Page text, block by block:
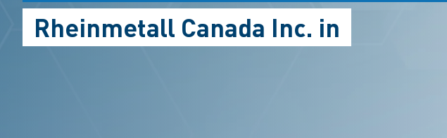
Rheinmetall Canada Inc. in